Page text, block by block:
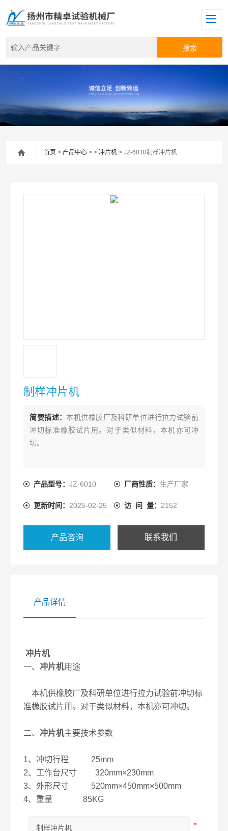
首页 >产品中心 > >冲片机 > JZ-6010制样冲片机
制样冲片机
简要描述：本机供橡胶厂及科研单位进行拉力试验前
冲切标准橡胶试片用。对于类似材料，本机亦可冲
切。
产品型号：JZ-6010 厂商性质： 生产厂家
更新时间： 2025-02-25 访 问 量： 2152
产品咨询 联系我们
产品详情
冲片机
一、冲片机用途
本机供橡胶厂及科研单位进行拉力试验前冲切标
准橡胶试片用。对于类似材料，本机亦可冲切。
二、冲片机主要技术参数
1、冲切行程 25mm
2、工作台尺寸 320mm×230mm
3、外形尺寸 520mm×450mm×500mm
4、重量 85KG